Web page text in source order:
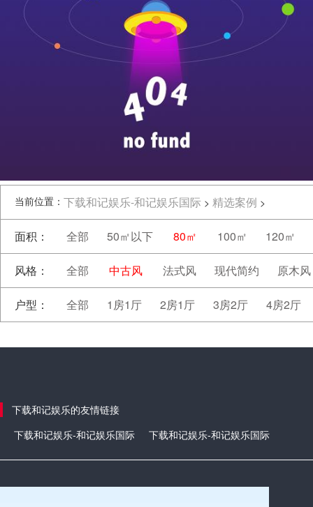
当前位置： 下载和记娱乐-和记娱乐国际 > 精选案例 >
面积： 全部 50㎡以下 80㎡ 100㎡ 120㎡
风格： 全部 中古风 法式风 现代简约 原木风
户型： 全部 1房1厅 2房1厅 3房2厅 4房2厅
下载和记娱乐的友情链接
下载和记娱乐-和记娱乐国际
下载和记娱乐-和记娱乐国际